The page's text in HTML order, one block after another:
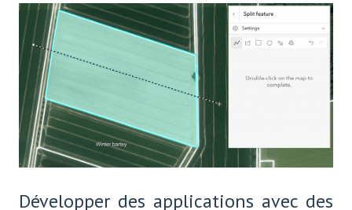
Développer des applications avec des